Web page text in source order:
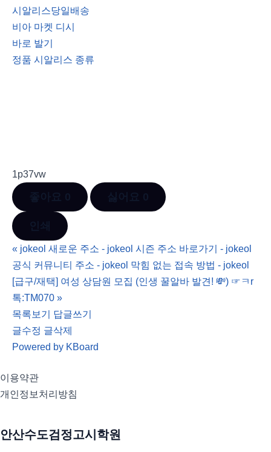
시알리스당일배송
비아 마켓 디시
바로 발기
정품 시알리스 종류
1p37vw
« jokeol 새로운 주소 - jokeol 시즌 주소 바로가기 - jokeol
공식 커뮤니티 주소 - jokeol 막힘 없는 접속 방법 - jokeol
[급구/재택] 여성 상담원 모집 (인생 꿀알바 발견! 💸) ☞ㅋr
톡:TM070 »
목록보기 답글쓰기
글수정 글삭제
Powered by KBoard
이용약관
개인정보처리방침
안산수도검정고시학원